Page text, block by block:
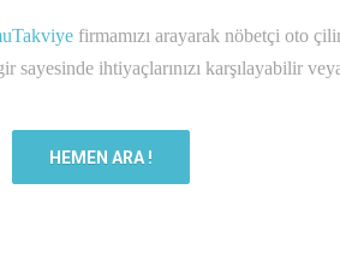
firmamızı arayarak nöbetçi oto
sayesinde ihtiyaçlarınızı karşılayabilir
HEMEN ARA !